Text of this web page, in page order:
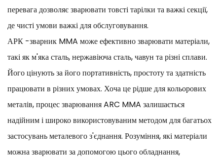
перевага дозволяє зварювати товсті тарілки та важкі секції,
де чисті умови важкі для обслуговування.
АРК -зварник MMA може ефективно зварювати матеріали,
такі як м'яка сталь, нержавіюча сталь, чавун та різні сплави.
Його цінують за його портативність, простоту та здатність
працювати в різних умовах. Хоча це рідше для кольорових
металів, процес зварювання ARC MMA залишається
надійним і широко використовуваним методом для багатьох
застосувань металевого з'єднання. Розуміння, які матеріали
можна зварювати за допомогою цього обладнання,